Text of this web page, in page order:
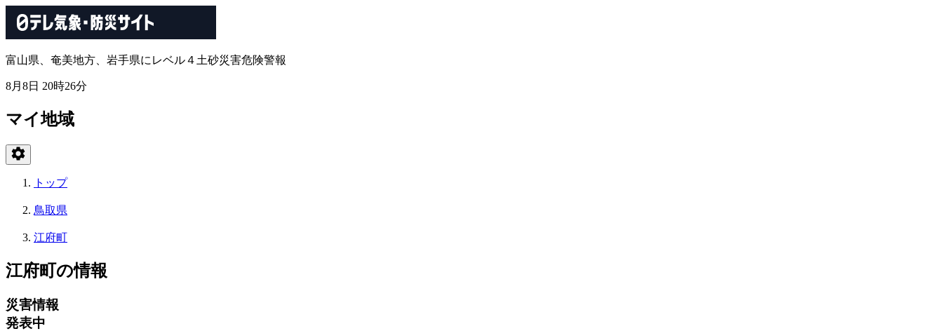
富山県、奄美地方、岩手県にレベル４土砂災害危険警報
8月8日 20時26分
マイ地域
トップ
鳥取県
江府町
江府町の情報
災害情報
発表中